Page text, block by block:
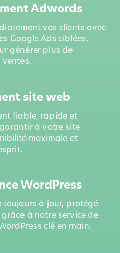
Adwords
vos clients avec
Google Ads ciblées,
générer plus de
site web
fiable, rapide et
à votre site
maximale et
WordPress
toujours à jour, protégé
à notre service de
clé en main.